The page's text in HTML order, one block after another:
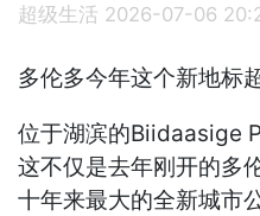
超级生活 2026-07-06
多伦多今年这个新地标
位于湖滨的Biidaasige
这不仅是去年刚开的多
十年来最大的全新城市